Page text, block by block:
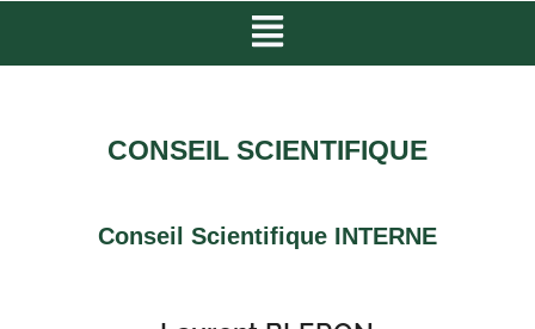
CONSEIL SCIENTIFIQUE
Conseil Scientifique INTERNE